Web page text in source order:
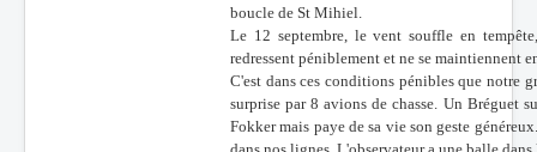
boucle de St Mihiel.
Le 12 septembre, le vent souffle en
redressent péniblement et ne se maintiennent
C'est dans ces conditions pénibles que notre
surprise par 8 avions de chasse. Un Bréguet
Fokker mais paye de sa vie son geste